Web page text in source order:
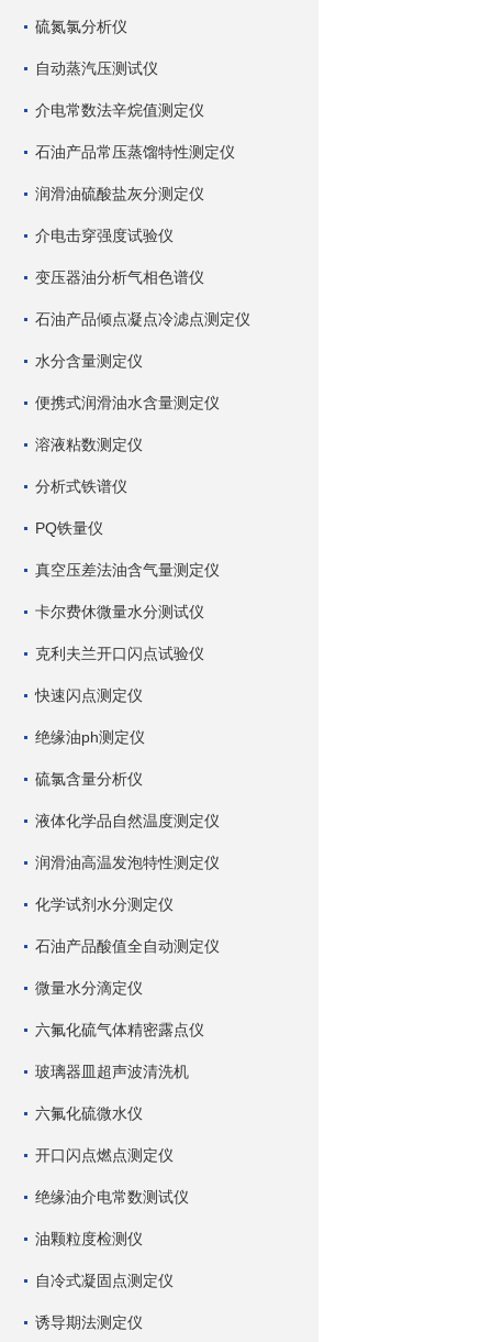
硫氮氯分析仪
自动蒸汽压测试仪
介电常数法辛烷值测定仪
石油产品常压蒸馏特性测定仪
润滑油硫酸盐灰分测定仪
介电击穿强度试验仪
变压器油分析气相色谱仪
石油产品倾点凝点冷滤点测定仪
水分含量测定仪
便携式润滑油水含量测定仪
溶液粘数测定仪
分析式铁谱仪
PQ铁量仪
真空压差法油含气量测定仪
卡尔费休微量水分测试仪
克利夫兰开口闪点试验仪
快速闪点测定仪
绝缘油ph测定仪
硫氯含量分析仪
液体化学品自然温度测定仪
润滑油高温发泡特性测定仪
化学试剂水分测定仪
石油产品酸值全自动测定仪
微量水分滴定仪
六氟化硫气体精密露点仪
玻璃器皿超声波清洗机
六氟化硫微水仪
开口闪点燃点测定仪
绝缘油介电常数测试仪
油颗粒度检测仪
自冷式凝固点测定仪
诱导期法测定仪